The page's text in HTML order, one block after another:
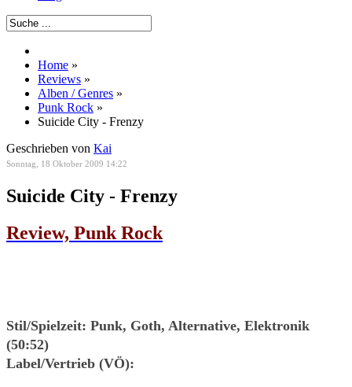
Home »
Reviews »
Alben / Genres »
Punk Rock »
Suicide City - Frenzy
Geschrieben von Kai
Sonntag, 18 Oktober 2009 14:22
Suicide City - Frenzy
Review, Punk Rock
Stil/Spielzeit: Punk, Goth, Alternative, Elektronik
(50:52)
Label/Vertrieb (VÖ):